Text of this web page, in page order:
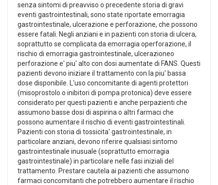
senza sintomi di preavviso o precedente storia di gravi
eventi gastrointestinali, sono state riportate emorragia
gastrointestinale, ulcerazione e perforazione, che possono
essere fatali. Negli anziani e in pazienti con storia di ulcera,
soprattutto se complicata da emorragia operforazione, il
rischio di emorragia gastrointestinale, ulcerazioneo
perforazione e' piu' alto con dosi aumentate di FANS. Questi
pazienti devono iniziare il trattamento con la piu' bassa
dose disponibile. L'uso concomitante di agenti protettori
(misoprostolo o inibitori di pompa protonica) deve essere
considerato per questi pazienti e anche perpazienti che
assumono basse dosi di aspirina o altri farmaci che
possono aumentare il rischio di eventi gastrointestinali.
Pazienti con storia di tossicita' gastrointestinale, in
particolare anziani, devono riferire qualsiasi sintomo
gastrointestinale inusuale (soprattutto emorragia
gastrointestinale) in particolare nelle fasi iniziali del
trattamento. Prestare cautela ai pazienti che assumono
farmaci concomitanti che potrebbero aumentare il rischio